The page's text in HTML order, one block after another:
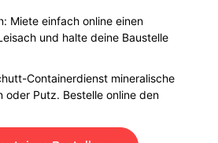
Miete einfach online einen
und halte deine Baustelle
Containerdienst mineralische
oder Putz. Bestelle online den